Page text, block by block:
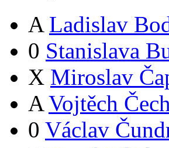
A Ladislav
0 Stanislava
X Miroslav
A Vojtěch
0 Václav